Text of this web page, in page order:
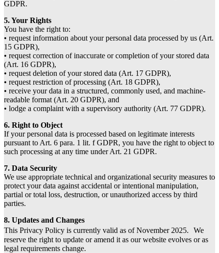
GDPR.
5. Your Rights
You have the right to:
• request information about your personal data processed by us (Art.
15 GDPR),
• request correction of inaccurate or completion of your stored data
(Art. 16 GDPR),
• request deletion of your stored data (Art. 17 GDPR),
• request restriction of processing (Art. 18 GDPR),
• receive your data in a structured, commonly used, and machine-
readable format (Art. 20 GDPR), and
• lodge a complaint with a supervisory authority (Art. 77 GDPR).
6. Right to Object
If your personal data is processed based on legitimate interests
pursuant to Art. 6 para. 1 lit. f GDPR, you have the right to object to
such processing at any time under Art. 21 GDPR.
7. Data Security
We use appropriate technical and organizational security measures to
protect your data against accidental or intentional manipulation,
partial or total loss, destruction, or unauthorized access by third
parties.
8. Updates and Changes
This Privacy Policy is currently valid as of November 2025. We
reserve the right to update or amend it as our website evolves or as
legal requirements change.